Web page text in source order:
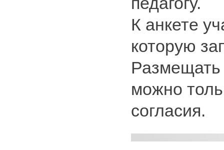
К анкете
которую
Размещать
можно
согласия.